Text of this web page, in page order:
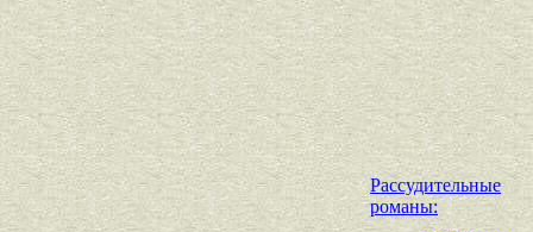
Рассудительные
романы: